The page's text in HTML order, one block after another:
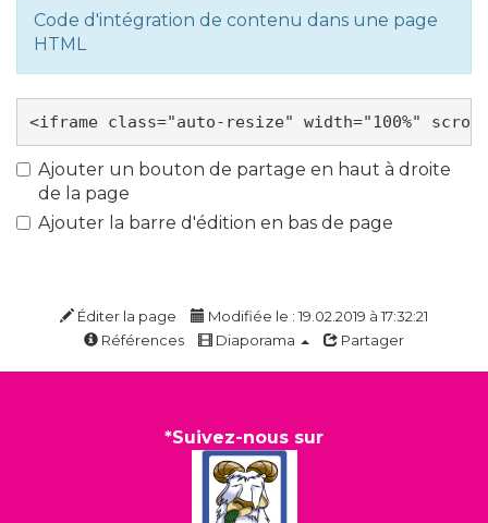
Code d'intégration de contenu dans une page
HTML
Ajouter un bouton de partage en haut à droite
de la page
Ajouter la barre d'édition en bas de page
Éditer la page
Modifiée le : 19.02.2019 à 17:32:21
Références
Diaporama Partager
*Suivez-nous sur